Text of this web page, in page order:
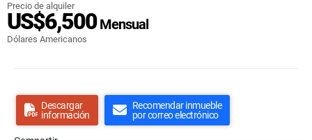
Precio de alquiler
US$6,500Mensual
Dólares Americanos
Descargar
información
Recomendar inmueble
por correo electrónico